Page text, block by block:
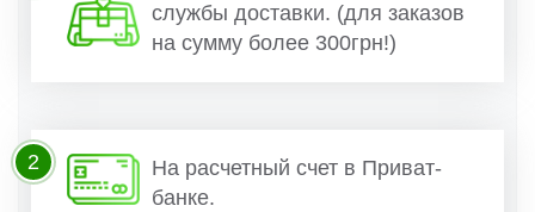
службы доставки. (для заказов
на сумму более 300грн!)
На расчетный счет в Приват-
банке.
2